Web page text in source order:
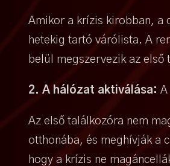
Amikor a krízis kirobban, a
hetekig tartó várólista. A
belül megszervezik az első
2. A hálózat aktiválása: A
Az első találkozóra nem
otthonába, és meghívják a
hogy a krízis ne